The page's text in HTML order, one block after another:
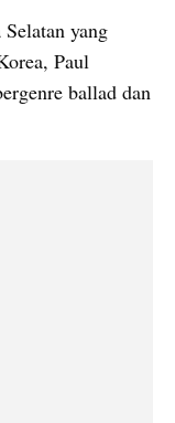
yang
Paul
ballad dan